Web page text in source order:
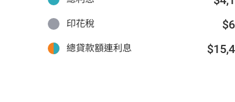
印花稅
總貸款額連利息